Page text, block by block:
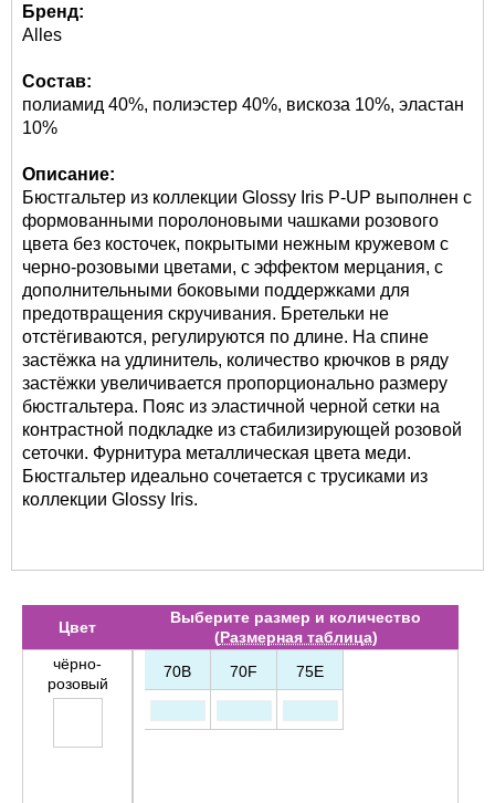
Бренд:
Alles
Состав:
полиамид 40%, полиэстер 40%, вискоза 10%, эластан
10%
Описание:
Бюстгальтер из коллекции Glossy Iris P-UP выполнен с
формованными поролоновыми чашками розового
цвета без косточек, покрытыми нежным кружевом с
черно-розовыми цветами, с эффектом мерцания, с
дополнительными боковыми поддержками для
предотвращения скручивания. Бретельки не
отстёгиваются, регулируются по длине. На спине
застёжка на удлинитель, количество крючков в ряду
застёжки увеличивается пропорционально размеру
бюстгальтера. Пояс из эластичной черной сетки на
контрастной подкладке из стабилизирующей розовой
сеточки. Фурнитура металлическая цвета меди.
Бюстгальтер идеально сочетается с трусиками из
коллекции Glossy Iris.
Цвет
Выберите размер и количество
(Размерная таблица)
чёрно-
розовый
70B 70F 75E